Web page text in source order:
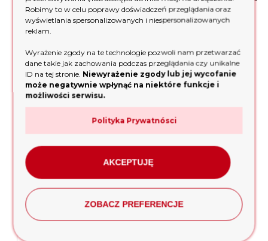
w obsłudze i konserwacji.
Wyjątkowe cechy
Dwa biegi w przód i bieg wsteczny pozwalają na płynne
manewrowanie i dostosowanie prędkości pracy do
aktualnych warunków. Kute, zagięte noże zapewniają
precyzyjne i skuteczne kultywowanie gleby. Wzmocniony
ogranicznik głębokości roboczej umożliwia precyzyjne
kontrolowanie głębokości pracy. Dodatkowo, koło
Zamów glebogryzarkę DAEWOO
DAT 900R 7KM już dziś
Robimy to w celu poprawy doświadczeń przeglądania oraz
wyświetlania spersonalizowanych i niespersonalizowanych
reklam.
Wyrażenie zgody na te technologie pozwoli nam przetwarzać
dane takie jak zachowania podczas przeglądania czy unikalne
ID na tej stronie. Niewyrażenie zgody lub jej wycofanie
może negatywnie wpłynąć na niektóre funkcje i
możliwości serwisu.
Polityka Prywatnósci
AKCEPTUJĘ
ZOBACZ PREFERENCJE